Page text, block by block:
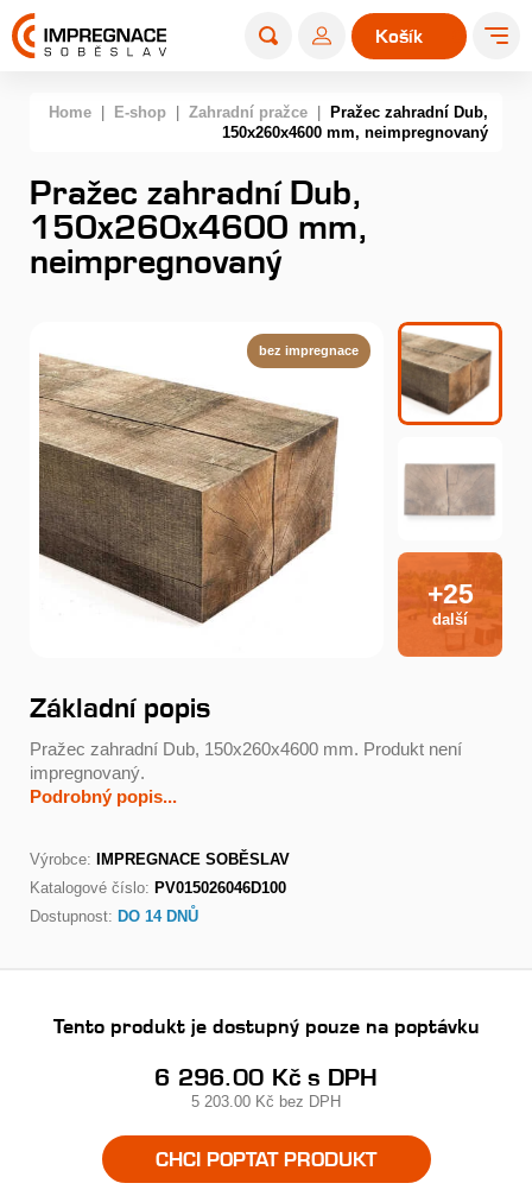
0
Košík
Home E-shop Zahradní pražce
Pražec zahradní Dub,
150x260x4600 mm, neimpregnovaný
Pražec zahradní Dub,
150x260x4600 mm,
neimpregnovaný
bez impregnace
+25
další
Základní popis
Pražec zahradní Dub, 150x260x4600 mm. Produkt není
impregnovaný.
Podrobný popis...
Výrobce:
IMPREGNACE SOBĚSLAV
Katalogové číslo: PV015026046D100
Dostupnost: DO 14 DNŮ
Tento produkt je dostupný pouze na poptávku
6 296.00 Kč s DPH
5 203.00 Kč bez DPH
CHCI POPTAT PRODUKT